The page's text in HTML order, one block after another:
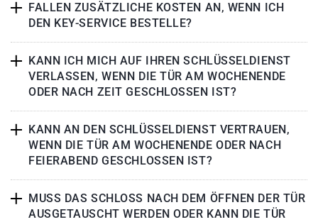
FALLEN ZUSÄTZLICHE KOSTEN AN, WENN ICH
DEN KEY-SERVICE BESTELLE?
KANN ICH MICH AUF IHREN SCHLÜSSELDIENST
VERLASSEN, WENN DIE TÜR AM WOCHENENDE
ODER NACH ZEIT GESCHLOSSEN IST?
KANN AN DEN SCHLÜSSELDIENST VERTRAUEN,
WENN DIE TÜR AM WOCHENENDE ODER NACH
FEIERABEND GESCHLOSSEN IST?
MUSS DAS SCHLOSS NACH DEM ÖFFNEN DER TÜR
AUSGETAUSCHT WERDEN ODER KANN DIE TÜR